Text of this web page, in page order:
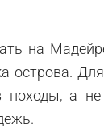
на
острова.
походы, а